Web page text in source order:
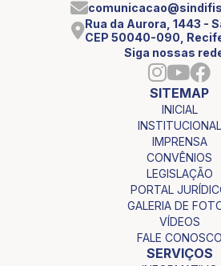
Rua da Aurora, 1443 -
CEP 50040-090,
Siga nossas
SITEMAP
INICIAL
INSTITUCIONAL
IMPRENSA
CONVÊNIOS
LEGISLAÇÃO
PORTAL
GALERIA DE
VÍDEOS
FALE CONOSCO
SERVIÇOS